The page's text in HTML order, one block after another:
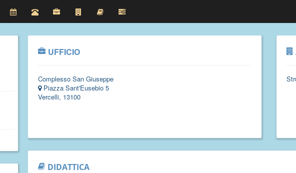
UFFICIO
Complesso San Giuseppe
Piazza Sant'Eusebio 5
Vercelli, 13100
DIDATTICA